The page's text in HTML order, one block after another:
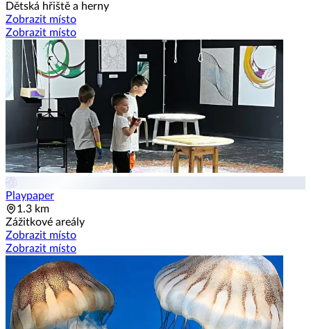
Dětská hřiště a herny
Zobrazit místo
Zobrazit místo
Playpaper
1.3 km
Zážitkové areály
Zobrazit místo
Zobrazit místo